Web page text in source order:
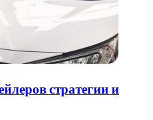
стратегии и